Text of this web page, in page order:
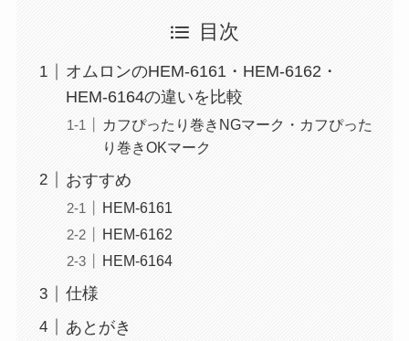
目次
オムロンのHEM-6161・HEM-6162・
HEM-6164の違いを比較
カフぴったり巻きNGマーク・カフぴった
り巻きOKマーク
おすすめ
HEM-6161
HEM-6162
HEM-6164
仕様
あとがき